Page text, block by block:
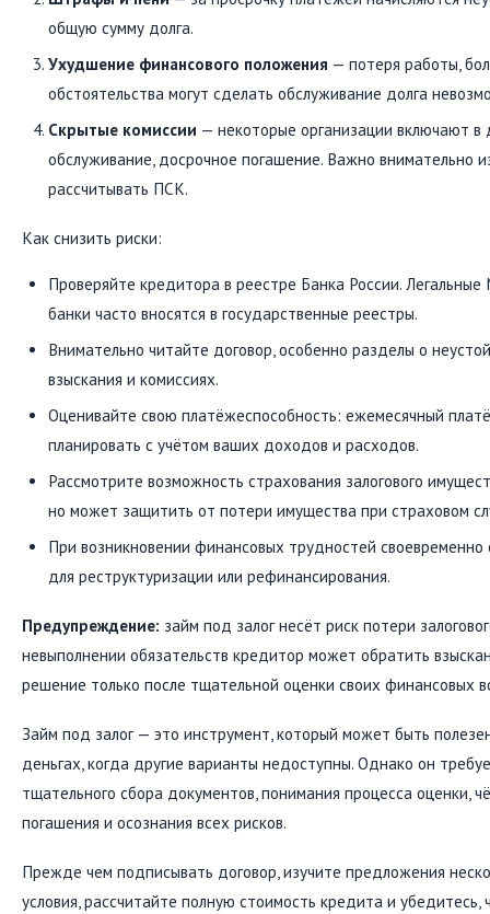
общую сумму долга.
Ухудшение финансового положения — потеря работы,
обстоятельства могут сделать обслуживание долга
Скрытые комиссии — некоторые организации включают в
обслуживание, досрочное погашение. Важно внимательно
рассчитывать ПСК.
Как снизить риски:
Проверяйте кредитора в реестре Банка России.
банки часто вносятся в государственные реестры.
Внимательно читайте договор, особенно разделы о
взыскания и комиссиях.
Оценивайте свою платёжеспособность: ежемесячный
планировать с учётом ваших доходов и расходов.
Рассмотрите возможность страхования залогового
но может защитить от потери имущества при страховом
При возникновении финансовых трудностей
для реструктуризации или рефинансирования.
Предупреждение: займ под залог несёт риск потери
невыполнении обязательств кредитор может обратить
решение только после тщательной оценки своих финансовых
Займ под залог — это инструмент, который может быть
деньгах, когда другие варианты недоступны. Однако он
тщательного сбора документов, понимания процесса оценки,
погашения и осознания всех рисков.
Прежде чем подписывать договор, изучите предложения
условия, рассчитайте полную стоимость кредита и